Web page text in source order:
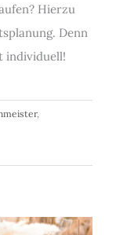
Hierzu
Denn
individuell!
,